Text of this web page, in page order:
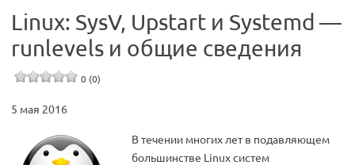
Linux: SysV, Upstart и Systemd —
runlevels и общие сведения
0 (0)
5 мая 2016
В течении многих лет в подавляющем
большинстве Linux систем